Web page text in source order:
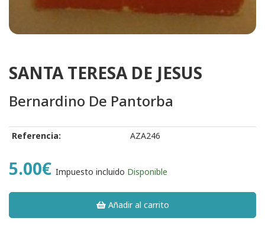
SANTA TERESA DE JESUS
Bernardino De Pantorba
Referencia: AZA246
5.00€ Impuesto incluido Disponible
Añadir al carrito